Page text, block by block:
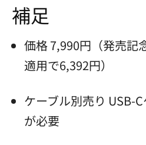
補足
価格 7,990円（発売記
適用で6,392円）
ケーブル別売り USB-
が必要